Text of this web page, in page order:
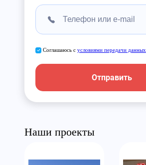
Соглашаюсь с условиями передачи данных
Отправить
Наши проекты